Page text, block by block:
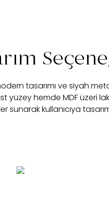
tasarımı ve siyah
yüzey hemde MDF üzeri
sunarak kullanıcıya